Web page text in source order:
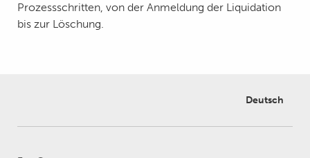
Prozessschritten, von der Anmeldung der Liquidation
bis zur Löschung.
Deutsch